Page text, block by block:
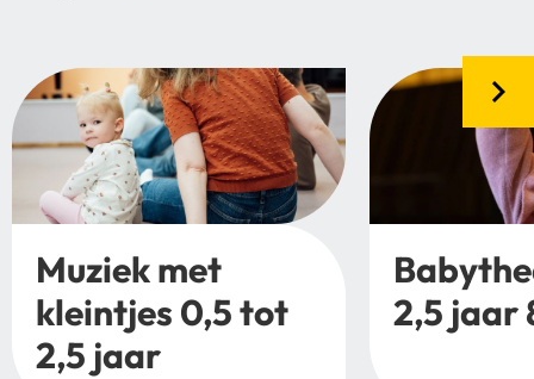
Muziek met
kleintjes 0,5 tot
2,5 jaar
2,5 jaar